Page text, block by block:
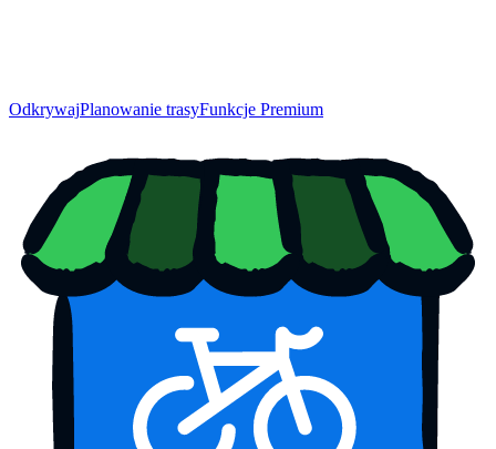
OdkrywajPlanowanie trasyFunkcje Premium